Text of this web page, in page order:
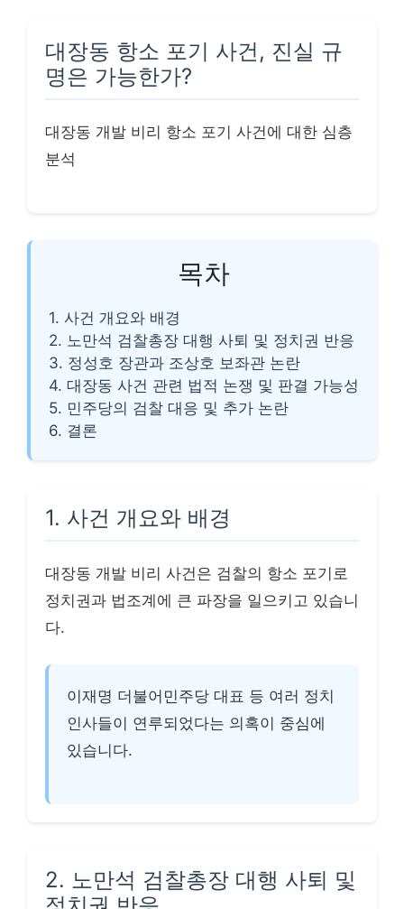
대장동 항소 포기 사건, 진실 규
명은 가능한가?
대장동 개발 비리 항소 포기 사건에 대한 심층
분석
목차
1. 사건 개요와 배경
2. 노만석 검찰총장 대행 사퇴 및 정치권 반응
3. 정성호 장관과 조상호 보좌관 논란
4. 대장동 사건 관련 법적 논쟁 및 판결 가능성
5. 민주당의 검찰 대응 및 추가 논란
6. 결론
1. 사건 개요와 배경
대장동 개발 비리 사건은 검찰의 항소 포기로
정치권과 법조계에 큰 파장을 일으키고 있습니
다.
이재명 더불어민주당 대표 등 여러 정치
인사들이 연루되었다는 의혹이 중심에
있습니다.
2. 노만석 검찰총장 대행 사퇴 및